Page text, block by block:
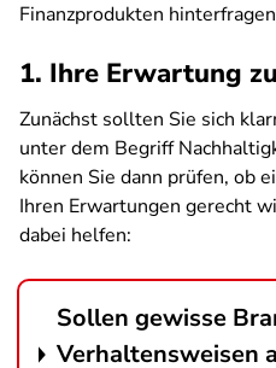
Finanzprodukten
1. Ihre Erwartung
Zunächst sollten Sie sich
unter dem Begriff
können Sie dann prüfen, ob
Ihren Erwartungen gerecht
dabei helfen:
Sollen gewisse
Verhaltensweisen